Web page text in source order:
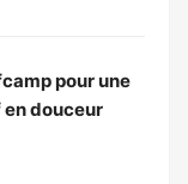
pour une
douceur